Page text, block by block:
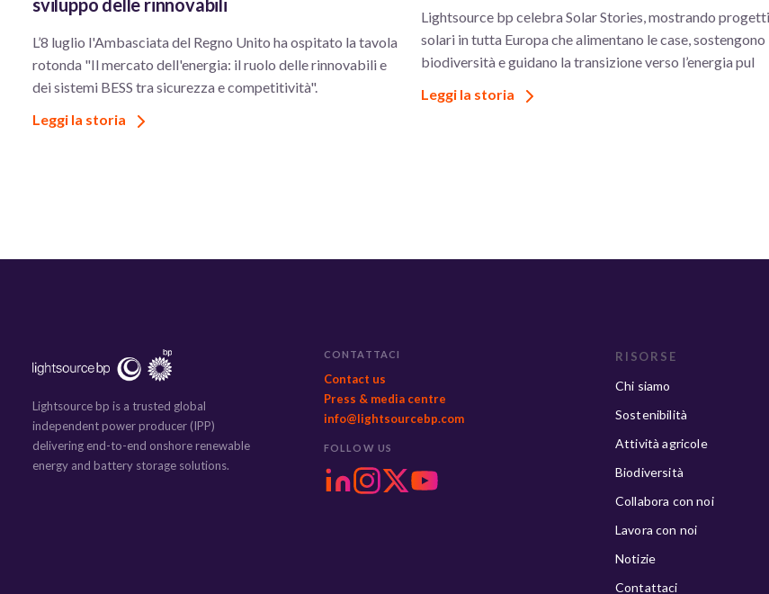
L’8 luglio l'Ambasciata del Regno Unito ha ospitato la tavola
rotonda "Il mercato dell'energia: il ruolo delle rinnovabili e
dei sistemi BESS tra sicurezza e competitività".
Leggi la storia
Lightsource bp celebra Solar Stories, mostrando progetti
solari in tutta Europa che alimentano le case, sostengono
biodiversità e guidano la transizione verso l’energia pul
Leggi la storia
Lightsource bp is a trusted global
independent power producer (IPP)
delivering end-to-end onshore renewable
energy and battery storage solutions.
CONTATTACI
Contact us
Press & media centre
info@lightsourcebp.com
FOLLOW US
RISORSE
Chi siamo
Sostenibilità
Attività agricole
Biodiversità
Collabora con noi
Lavora con noi
Notizie
Contattaci